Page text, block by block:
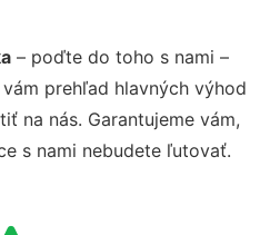
– poďte do toho s nami –
prehľad hlavných výhod
na nás. Garantujeme vám,
s nami nebudete ľutovať.